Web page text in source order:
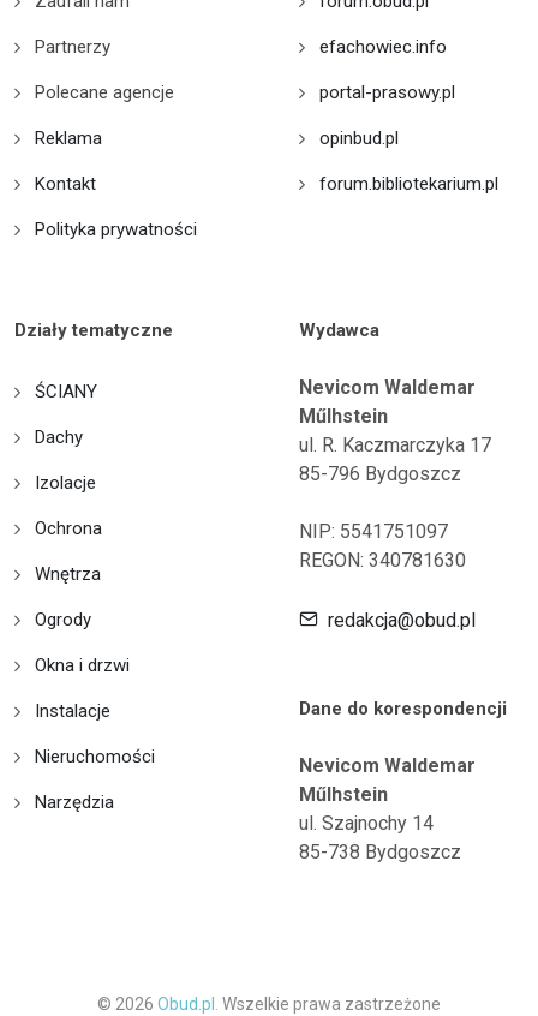
Partnerzy
Polecane agencje
Reklama
Kontakt
Polityka prywatności
efachowiec.info
portal-prasowy.pl
opinbud.pl
forum.bibliotekarium.pl
Działy tematyczne
ŚCIANY
Dachy
Izolacje
Ochrona
Wnętrza
Ogrody
Okna i drzwi
Instalacje
Nieruchomości
Narzędzia
Wydawca
Nevicom Waldemar
Műlhstein
ul. R. Kaczmarczyka 17
85-796 Bydgoszcz
NIP: 5541751097
REGON: 340781630
redakcja@obud.pl
Dane do korespondencji
Nevicom Waldemar
Műlhstein
ul. Szajnochy 14
85-738 Bydgoszcz
© 2026 Obud.pl. Wszelkie prawa zastrzeżone